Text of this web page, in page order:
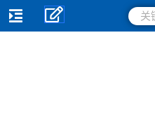
跳
至
搜
索